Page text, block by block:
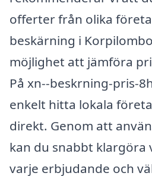
offerter från olika
beskärning i
möjlighet att jämföra
På xn--beskrning-pris-
enkelt hitta lokala
direkt. Genom att
kan du snabbt klargöra
varje erbjudande och